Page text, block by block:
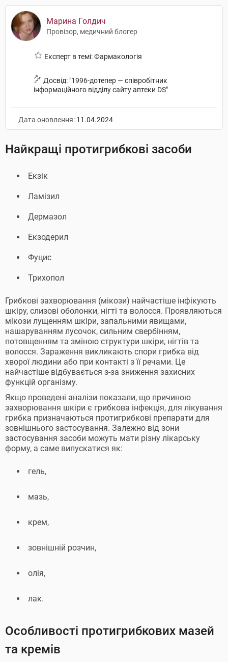
Марина Голдич
Провізор, медичний блогер
Експерт в темі: Фармакологія
Досвід: "1996-дотепер — співробітник
інформаційного відділу сайту аптеки DS"
Дата оновлення: 11.04.2024
Найкращі протигрибкові засоби
Екзік
Ламізил
Дермазол
Екзодерил
Фуцис
Трихопол
Грибкові захворювання (мікози) найчастіше інфікують
шкіру, слизові оболонки, нігті та волосся. Проявляються
мікози лущенням шкіри, запальними явищами,
нашаруванням лусочок, сильним свербінням,
потовщенням та зміною структури шкіри, нігтів та
волосся. Зараження викликають спори грибка від
хворої людини або при контакті з її речами. Це
найчастіше відбувається з-за зниження захисних
функцій організму.
Якщо проведені аналізи показали, що причиною
захворювання шкіри є грибкова інфекція, для лікування
грибка призначаються протигрибкові препарати для
зовнішнього застосування. Залежно від зони
застосування засоби можуть мати різну лікарську
форму, а саме випускатися як:
гель,
мазь,
крем,
зовнішній розчин,
олія,
лак.
Особливості протигрибкових мазей
та кремів